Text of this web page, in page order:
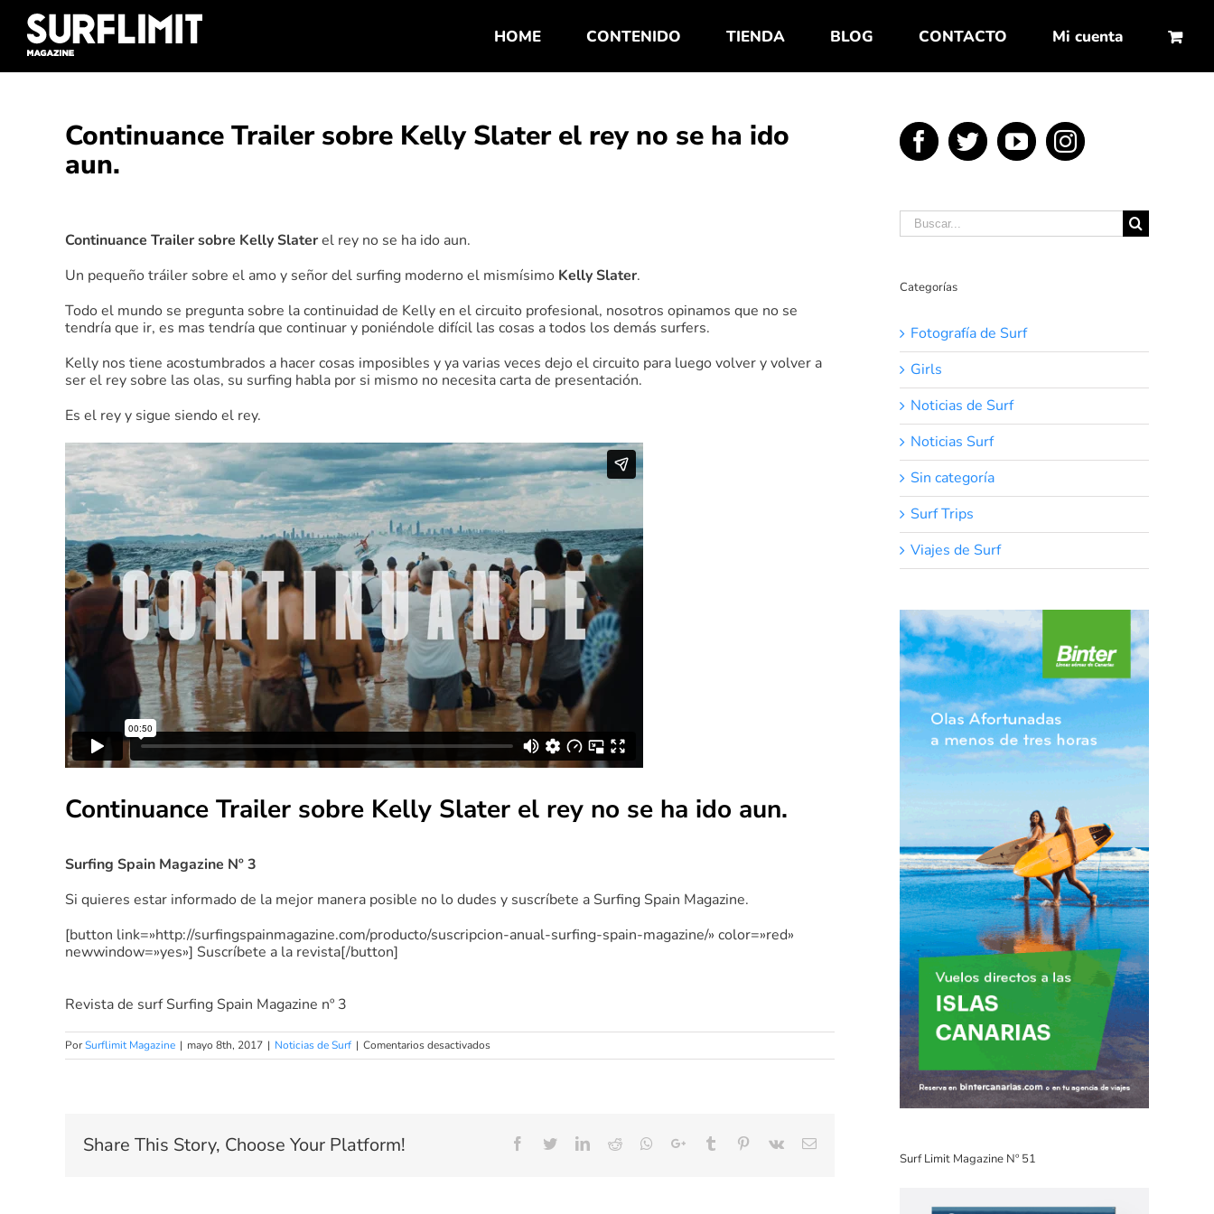
content
HOME CONTENIDO TIENDA BLOG CONTACTO Mi cuenta
Continuance Trailer sobre Kelly Slater el rey no se ha ido
aun.
imagen
más
Continuance Trailer sobre Kelly Slaterel rey no se ha ido aun.
Un pequeño tráiler sobre el amo y señor del surfing moderno el mismísimo Kelly Slater.
Todo el mundo se pregunta sobre la continuidad de Kelly en el circuito profesional, nosotros opinamos que no se
tendría que ir, es mas tendría que continuar y poniéndole difícil las cosas a todos los demás surfers.
Kelly nos tiene acostumbrados a hacer cosas imposibles y ya varias veces dejo el circuito para luego volver y volver a
ser el rey sobre las olas, su surfing habla por si mismo no necesita carta de presentación.
Es el rey y sigue siendo el rey.
Continuance Trailer sobre Kelly Slater el rey no se ha ido aun.
Surfing Spain Magazine Nº 3
Si quieres estar informado de la mejor manera posible no lo dudes y suscríbete a Surfing Spain Magazine.
[button link=»http://surfingspainmagazine.com/producto/suscripcion-anual-surfing-spain-magazine/» color=»red»
newwindow=»yes»] Suscríbete a la revista[/button]
Revista de surf Surfing Spain Magazine nº 3
PorSurflimit Magazine | mayo 8th, 2017 | Noticias de Surf | Comentarios desactivadosen
Continuance
Share This Story, Choose Your Platform! Facebook
TwitterLinkedIn
Reddit Whatsapp
Google+Tumblr Pinterest
Vk Email
Buscar:
Categorías
Fotografía de Surf
Girls
Noticias de Surf
Noticias Surf
Sin categoría
Surf Trips
Viajes de Surf
Surf Limit Magazine Nº 51